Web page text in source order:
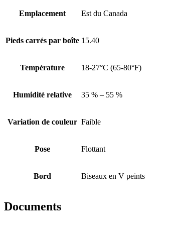
Emplacement Est du Canada
Pieds carrés par boîte 15.40
Température 18-27°C (65-80°F)
Humidité relative 35 % – 55 %
Variation de couleur Faible
Pose Flottant
Bord Biseaux en V peints
Documents